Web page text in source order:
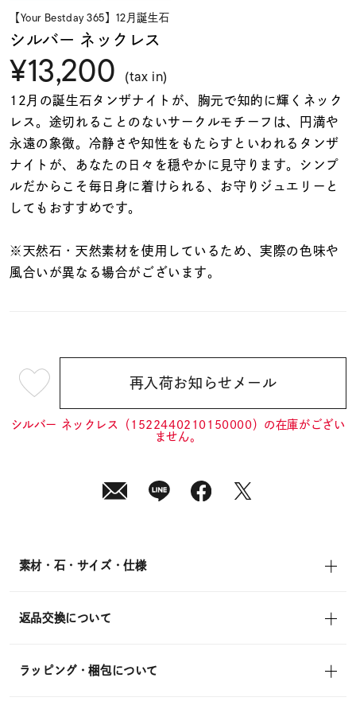
ファッションテイス
ト
着用シーン
コレクション
レディース
在庫 在庫ありのみ すべて表示
【Your Bestday 365】12月誕生石
シルバー ネックレス
¥13,200 (tax in)
12月の誕生石タンザナイトが、胸元で知的に輝くネック
レス。途切れることのないサークルモチーフは、円満や
永遠の象徴。冷静さや知性をもたらすといわれるタンザ
ナイトが、あなたの日々を穏やかに見守ります。シンプ
ルだからこそ毎日身に着けられる、お守りジュエリーと
してもおすすめです。
※天然石・天然素材を使用しているため、実際の色味や
風合いが異なる場合がございます。
¥13,200 (tax
in)
再入荷お知らせメール
シルバー ネックレス（1522440210150000）の在庫がござい
ません。
素材・石・サイズ・仕様
返品交換について
ラッピング・梱包について